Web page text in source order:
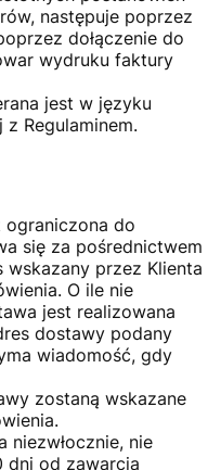
następuje poprzez
dołączenie do
wydruku faktury
jest w języku
Regulaminem.
ograniczona do
się za pośrednictwem
przez Klienta
O ile nie
jest realizowana
dostawy podany
wiadomość, gdy
zostaną wskazane
niezwłocznie, nie
dni od zawarcia